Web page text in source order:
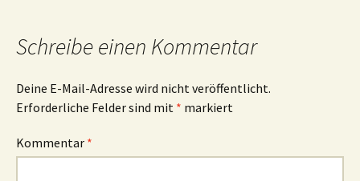
Schreibe einen Kommentar
Deine E-Mail-Adresse wird nicht veröffentlicht.
Erforderliche Felder sind mit * markiert
Kommentar *